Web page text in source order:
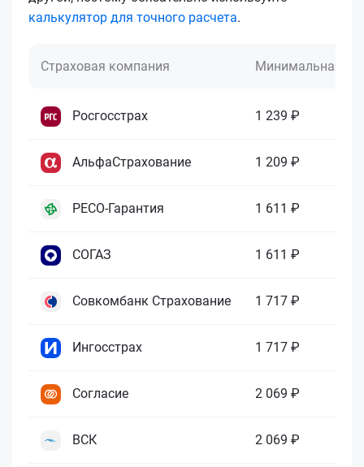
калькулятор для точного расчета.
Страховая компания Минимальная
Росгосстрах 1 239 ₽
АльфаСтрахование 1 209 ₽
РЕСО-Гарантия 1 611 ₽
СОГАЗ 1 611 ₽
Совкомбанк Страхование 1 717 ₽
Ингосстрах 1 717 ₽
Согласие 2 069 ₽
ВСК 2 069 ₽